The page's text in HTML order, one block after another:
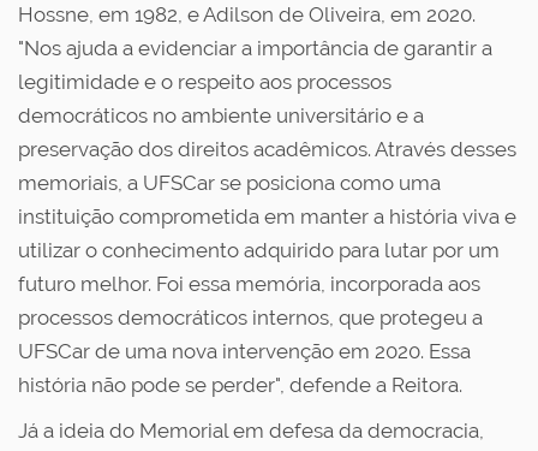
Hossne, em 1982, e Adilson de Oliveira, em 2020.
"Nos ajuda a evidenciar a importância de garantir a
legitimidade e o respeito aos processos
democráticos no ambiente universitário e a
preservação dos direitos acadêmicos. Através desses
memoriais, a UFSCar se posiciona como uma
instituição comprometida em manter a história viva e
utilizar o conhecimento adquirido para lutar por um
futuro melhor. Foi essa memória, incorporada aos
processos democráticos internos, que protegeu a
UFSCar de uma nova intervenção em 2020. Essa
história não pode se perder", defende a Reitora.
Já a ideia do Memorial em defesa da democracia,